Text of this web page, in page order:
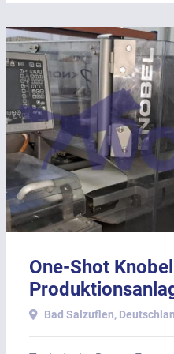
One-Shot Knobel
Kapazität 3
min bei Formen:
Bad Salzuflen,